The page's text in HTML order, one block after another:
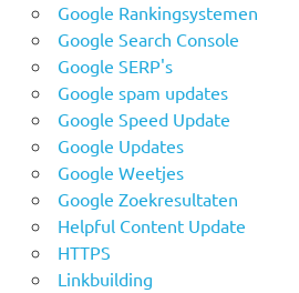
Google Rankingsystemen
Google Search Console
Google SERP's
Google spam updates
Google Speed Update
Google Updates
Google Weetjes
Google Zoekresultaten
Helpful Content Update
HTTPS
Linkbuilding